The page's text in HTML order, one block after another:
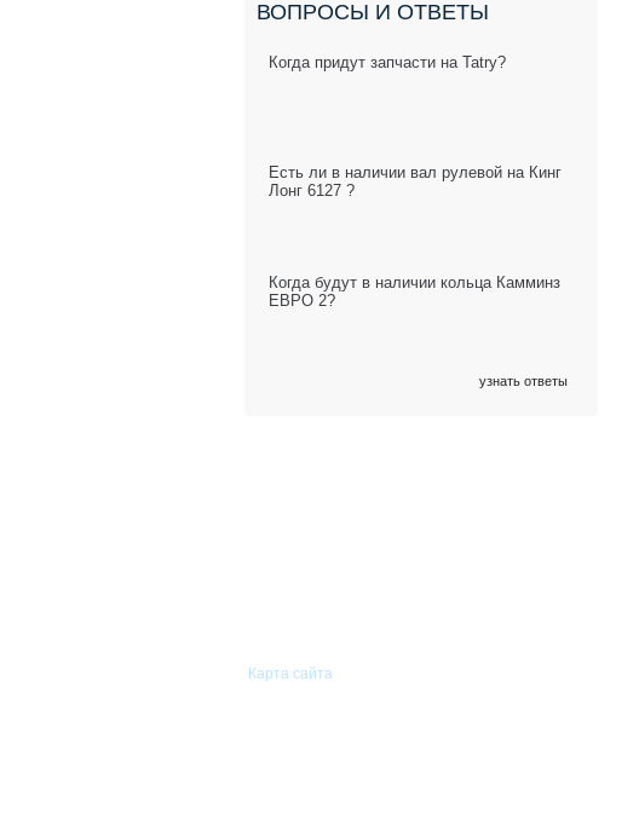
ВОПРОСЫ И ОТВЕТЫ
Когда придут запчасти на Tatry?
Есть ли в наличии вал рулевой на Кинг
Лонг 6127 ?
Когда будут в наличии кольца Камминз
ЕВРО 2?
узнать ответы
Карта сайта